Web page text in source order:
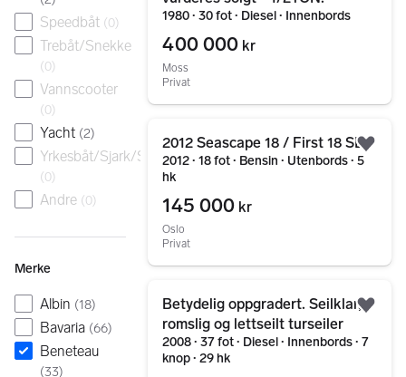
Speedbåt (0)
Trebåt/Snekke
(0)
Vannscooter
(0)
Yacht (2)
Yrkesbåt/Sjark/Skøyte
(0)
Andre (0)
Merke
Albin (18)
Bavaria (66)
Beneteau
(33)
1980 ∙ 30 fot ∙ Diesel ∙ Innenbords
400 000 kr
Moss
Privat
2012 Seascape 18 / First 18 SE
2012 ∙ 18 fot ∙ Bensin ∙ Utenbords ∙ 5
hk
145 000 kr
Oslo
Privat
Betydelig oppgradert. Seilklar,
romslig og lettseilt turseiler
2008 ∙ 37 fot ∙ Diesel ∙ Innenbords ∙ 7
knop ∙ 29 hk